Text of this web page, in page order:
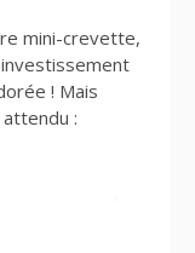
mini-crevette,
! Mais
: